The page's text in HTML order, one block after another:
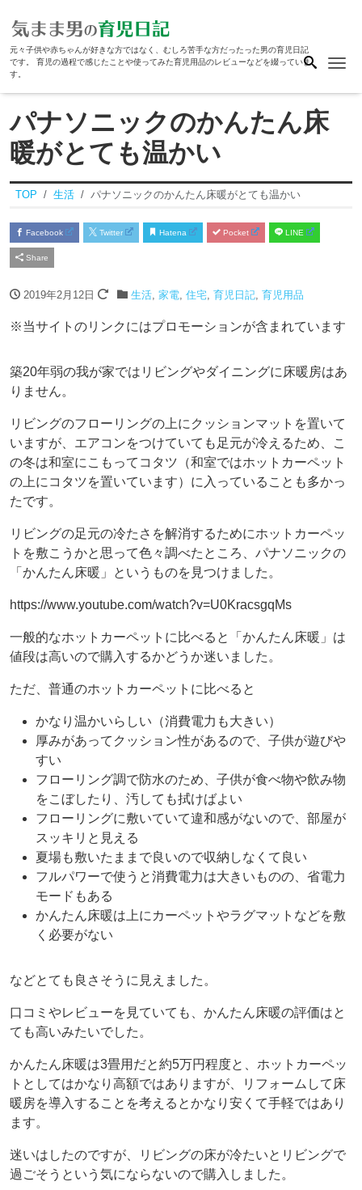
元々子供や赤ちゃんが好きな方ではなく、むしろ苦手な方だったった男の育児日記
です。 育児の過程で感じたことや使ってみた育児用品のレビューなどを綴っていま
す。
パナソニックのかんたん床
暖がとても温かい
TOP 生活 パナソニックのかんたん床暖がとても温かい
Facebook Twitter Hatena Pocket LINE
Share
2019年2月12日 生活, 家電, 住宅, 育児日記, 育児用品
※当サイトのリンクにはプロモーションが含まれています
築20年弱の我が家ではリビングやダイニングに床暖房はあ
りません。
リビングのフローリングの上にクッションマットを置いて
いますが、エアコンをつけていても足元が冷えるため、こ
の冬は和室にこもってコタツ（和室ではホットカーペット
の上にコタツを置いています）に入っていることも多かっ
たです。
リビングの足元の冷たさを解消するためにホットカーペッ
トを敷こうかと思って色々調べたところ、パナソニックの
「かんたん床暖」というものを見つけました。
https://www.youtube.com/watch?v=U0KracsgqMs
一般的なホットカーペットに比べると「かんたん床暖」は
値段は高いので購入するかどうか迷いました。
ただ、普通のホットカーペットに比べると
かなり温かいらしい（消費電力も大きい）
厚みがあってクッション性があるので、子供が遊びや
すい
フローリング調で防水のため、子供が食べ物や飲み物
をこぼしたり、汚しても拭けばよい
フローリングに敷いていて違和感がないので、部屋が
スッキリと見える
夏場も敷いたままで良いので収納しなくて良い
フルパワーで使うと消費電力は大きいものの、省電力
モードもある
かんたん床暖は上にカーペットやラグマットなどを敷
く必要がない
などとても良さそうに見えました。
口コミやレビューを見ていても、かんたん床暖の評価はと
ても高いみたいでした。
かんたん床暖は3畳用だと約5万円程度と、ホットカーペッ
トとしてはかなり高額ではありますが、リフォームして床
暖房を導入することを考えるとかなり安くて手軽ではあり
ます。
迷いはしたのですが、リビングの床が冷たいとリビングで
過ごそうという気にならないので購入しました。